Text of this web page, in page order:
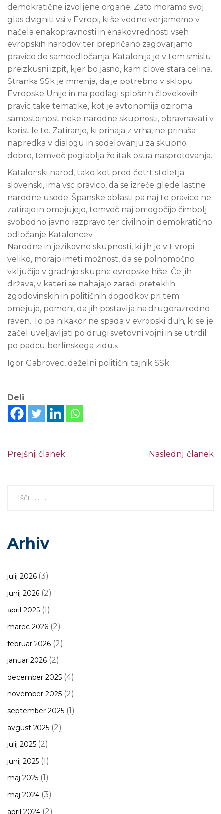
demokratične izvoljene organe. Zato moramo svoj
glas dvigniti vsi v Evropi, ki še vedno verjamemo v
načela enakopravnosti in enakovrednosti vseh
evropskih narodov ter prepričano zagovarjamo
pravico do samoodločanja. Katalonija je v tem smislu
preizkusni izpit, kjer bo jasno, kam plove stara celina.
Stranka SSk je mnenja, da je potrebno v sklopu
Evropske Unije in na podlagi splošnih človekovih
pravic take tematike, kot je avtonomija oziroma
samostojnost neke narodne skupnosti, obravnavati v
korist le te. Zatiranje, ki prihaja z vrha, ne prinaša
napredka v dialogu in sodelovanju za skupno
dobro, temveč poglablja že itak ostra nasprotovanja.
Katalonski narod, tako kot pred četrt stoletja
slovenski, ima vso pravico, da se izreče glede lastne
narodne usode. Španske oblasti pa naj te pravice ne
zatirajo in omejujejo, temveč naj omogočijo čimbolj
svobodno javno razpravo ter civilno in demokratično
odločanje Kataloncev.
Narodne in jezikovne skupnosti, ki jih je v Evropi
veliko, morajo imeti možnost, da se polnomočno
vključijo v gradnjo skupne evropske hiše. Če jih
država, v kateri se nahajajo zaradi preteklih
zgodovinskih in političnih dogodkov pri tem
omejuje, pomeni, da jih postavlja na drugorazredno
raven. To pa nikakor ne spada v evropski duh, ki se je
začel uveljavljati po drugi svetovni vojni in se utrdil
po padcu berlinskega zidu.«
Igor Gabrovec, deželni politični tajnik SSk
Deli
Prejšnji članek Naslednji članek
Arhiv
julij 2026 (3)
junij 2026 (2)
april 2026 (1)
marec 2026 (2)
februar 2026 (2)
januar 2026 (2)
december 2025 (4)
november 2025 (2)
september 2025 (1)
avgust 2025 (2)
julij 2025 (2)
junij 2025 (1)
maj 2025 (1)
maj 2024 (3)
april 2024 (2)